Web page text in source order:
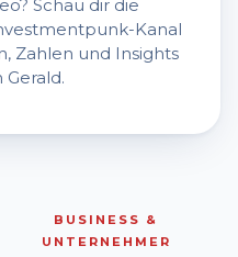
Schau dir die
Kanal
Zahlen und Insights
BUSINESS &
UNTERNEHMER